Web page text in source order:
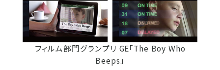
フィルム部門グランプリ GE「The Boy Who
Beeps」